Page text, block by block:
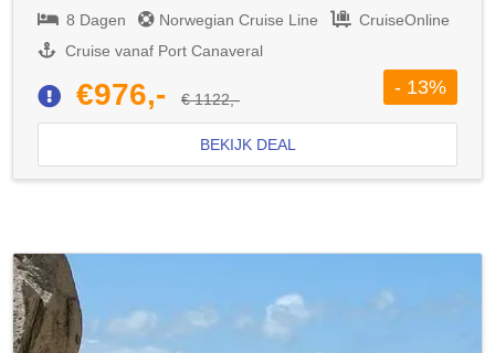
8 Dagen Norwegian Cruise Line
CruiseOnline
Cruise vanaf Port Canaveral
€976,- € 1122,-
- 13%
BEKIJK DEAL